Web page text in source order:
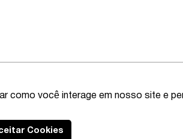
como você interage em nosso site e
Cookies